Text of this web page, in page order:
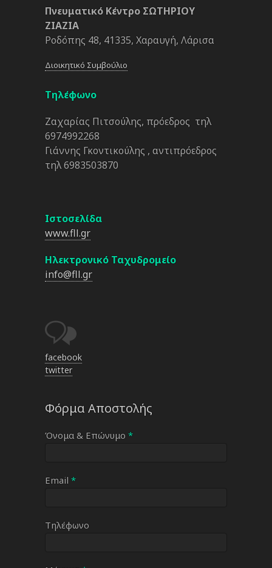
Πνευματικό Κέντρο ΣΩΤΗΡΙΟΥ
ΖΙΑΖΙΑ
Ροδόπης 48, 41335, Χαραυγή, Λάρισα
Διοικητικό Συμβούλιο
Τηλέφωνο
Ζαχαρίας Πιτσούλης, πρόεδρος τηλ
6974992268
Γιάννης Γκοντικούλης , αντιπρόεδρος
τηλ 6983503870
Ιστοσελίδα
www.fll.gr
Ηλεκτρονικό Ταχυδρομείο
info@fll.gr
facebook
twitter
Φόρμα Αποστολής
Όνομα & Επώνυμο *
Email *
Τηλέφωνο